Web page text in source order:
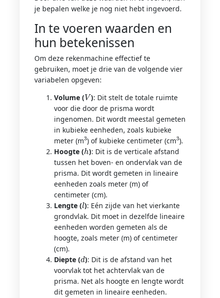
je bepalen welke je nog niet hebt ingevoerd.
In te voeren waarden en
hun betekenissen
Om deze rekenmachine effectief te
gebruiken, moet je drie van de volgende vier
variabelen opgeven:
Volume (
V
): Dit stelt de totale ruimte
voor die door de prisma wordt
ingenomen. Dit wordt meestal gemeten
in kubieke eenheden, zoals kubieke
meter (m
3
) of kubieke centimeter (cm
3
).
Hoogte (
h
): Dit is de verticale afstand
tussen het boven- en ondervlak van de
prisma. Dit wordt gemeten in lineaire
eenheden zoals meter (m) of
centimeter (cm).
Lengte (
l
): Eén zijde van het vierkante
grondvlak. Dit moet in dezelfde lineaire
eenheden worden gemeten als de
hoogte, zoals meter (m) of centimeter
(cm).
Diepte (
d
): Dit is de afstand van het
voorvlak tot het achtervlak van de
prisma. Net als hoogte en lengte wordt
dit gemeten in lineaire eenheden.